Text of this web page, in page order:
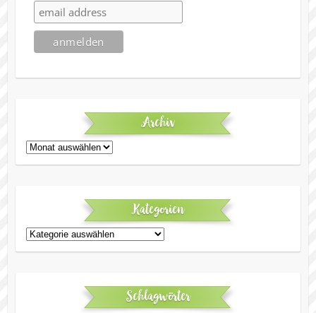
Archiv
Archiv
Kategorien
Kategorien
Schlagwörter